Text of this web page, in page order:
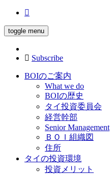
toggle menu
Subscribe
BOIのご案内
What we do
BOIの歴史
タイ投資委員会
経営幹部
Senior Management
ＢＯＩ組織図
住所
タイの投資環境
投資メリット